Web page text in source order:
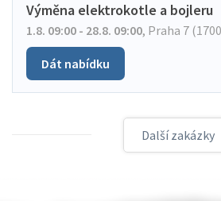
Výměna elektrokotle a bojleru
1.8. 09:00 - 28.8. 09:00, Praha 7
Dát nabídku
Další zakázky